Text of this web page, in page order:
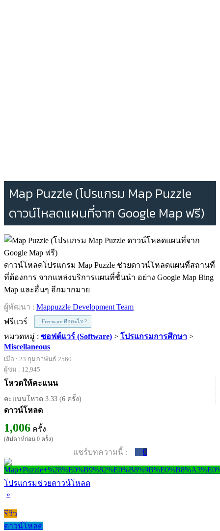
Map Puzzle (โปรแกรม Map Puzzle
ดาวน์โหลดแผนที่จาก Google Map ฟรี)
ดาวน์โหลดโปรแกรม Map Puzzle ช่วยดาวน์โหลดแผนที่สถานที่
ที่ต้องการ จากแหล่งบริการแผนที่ชั้นนำ อย่าง Google Map Bing
Map และอื่นๆ อีกมากมาย
ผู้พัฒนา : Mappuzzle Development Team
ฟรีแวร์
Freeware คืออะไร ?
หมวดหมู่ : ซอฟต์แวร์ (Software) > โปรแกรมการศึกษา >
Miscellaneous
เมื่อ : 23 กุมภาพันธ์ 2560
ผู้ชม : 12,945
โหวตให้คะแนน
คะแนนโหวต 3.33 (6 ครั้ง)
ดาวน์โหลด
1,006 ครั้ง
(สัปดาห์ก่อน 0 ครั้ง)
แชร์บทความนี้ : 0
โปรแกรมช่วยดาวน์โหลด
»
รีวิว
ดาวน์โหลด